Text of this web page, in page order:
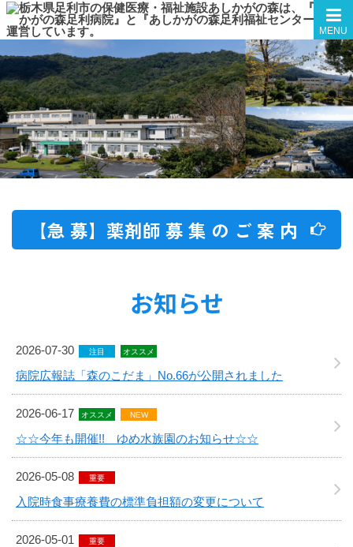
MENU
【急 募】薬剤師 募 集 の ご 案 内
お知らせ
2026-07-30 注目 オススメ
病院広報誌「森のこだま」No.66が公開されました
2026-06-17 オススメ NEW
☆☆今年も開催!! ゆめ水族園のお知らせ☆☆
2026-05-08 重要
入院時食事療養費の標準負担額の変更について
2026-05-01 重要